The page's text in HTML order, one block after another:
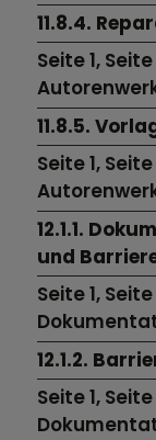
11.8.4.
Seite 1, Seite
11.8.5.
Seite 1, Seite
12.1.1.
und
Seite 1, Seite
12.1.2.
Seite 1, Seite